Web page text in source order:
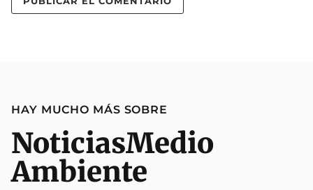
HAY MUCHO MÁS SOBRE
NoticiasMedio
Ambiente